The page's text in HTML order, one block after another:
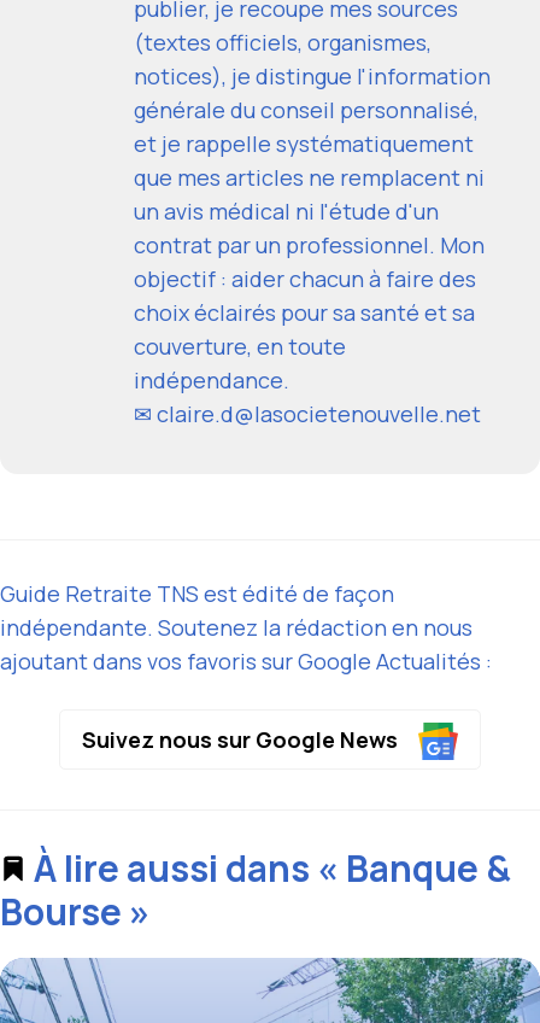
publier, je recoupe mes sources
(textes officiels, organismes,
notices), je distingue l'information
générale du conseil personnalisé,
et je rappelle systématiquement
que mes articles ne remplacent ni
un avis médical ni l'étude d'un
contrat par un professionnel. Mon
objectif : aider chacun à faire des
choix éclairés pour sa santé et sa
couverture, en toute
indépendance.
✉ claire.d@lasocietenouvelle.net
Guide Retraite TNS est édité de façon
indépendante. Soutenez la rédaction en nous
ajoutant dans vos favoris sur Google Actualités :
Suivez nous sur Google News
À lire aussi dans « Banque &
Bourse »